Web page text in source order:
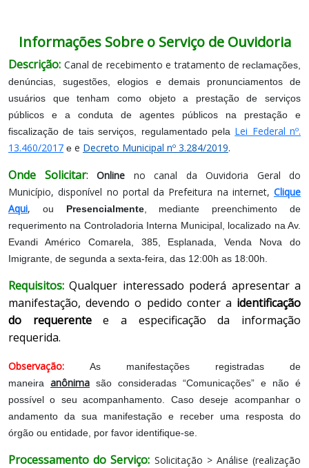
Informações Sobre o Serviço de Ouvidoria
Descrição: Canal de recebimento e tratamento de reclamações,
denúncias, sugestões, elogios e demais pronunciamentos de
usuários que tenham como objeto a prestação de serviços
públicos e a conduta de agentes públicos na prestação e
fiscalização de tais serviços, regulamentado pela Lei Federal nº.
13.460/2017 e e Decreto Municipal nº 3.284/2019.
Onde Solicitar: Online no canal da Ouvidoria Geral do
Município, disponível no portal da Prefeitura na internet, Clique
Aqui, ou Presencialmente, mediante preenchimento de
requerimento na Controladoria Interna Municipal, localizado na Av.
Evandi Américo Comarela, 385, Esplanada, Venda Nova do
Imigrante, de segunda a sexta-feira, das 12:00h as 18:00h.
Requisitos: Qualquer interessado poderá apresentar a
manifestação, devendo o pedido conter a identificação
do requerentee a especificação da informação
requerida.
Observação:
As manifestações registradas de
maneira anônima são consideradas “Comunicações” e não é
possível o seu acompanhamento. Caso deseje acompanhar o
andamento da sua manifestação e receber uma resposta do
órgão ou entidade, por favor identifique-se.
Processamento do Serviço: Solicitação > Análise (realização